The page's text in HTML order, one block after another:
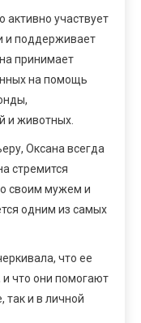
активно участвует
и поддерживает
принимает
на помощь
и животных.
Оксана всегда
стремится
своим мужем и
одним из самых
что ее
что они помогают
так и в личной